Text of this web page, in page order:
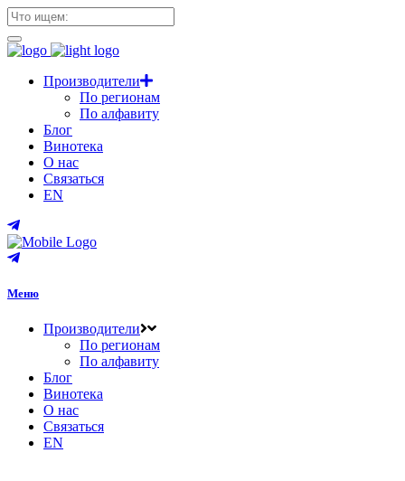
Производители
По регионам
По алфавиту
Блог
Винотека
О нас
Связаться
EN
Меню
Производители
По регионам
По алфавиту
Блог
Винотека
О нас
Связаться
EN